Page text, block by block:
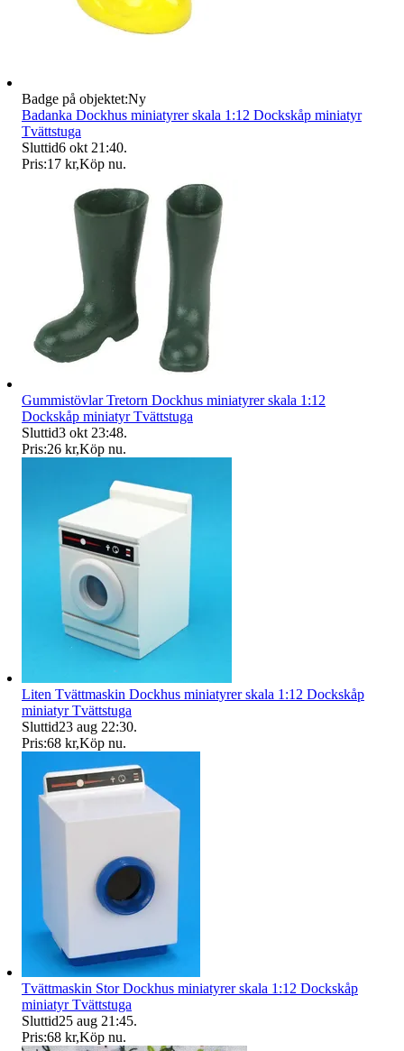
Badge på objektet:Ny
Badanka Dockhus miniatyrer skala 1:12 Dockskåp miniatyr
Tvättstuga
Sluttid6 okt 21:40.
Pris:17 kr,Köp nu.
Gummistövlar Tretorn Dockhus miniatyrer skala 1:12
Dockskåp miniatyr Tvättstuga
Sluttid3 okt 23:48.
Pris:26 kr,Köp nu.
Liten Tvättmaskin Dockhus miniatyrer skala 1:12 Dockskåp
miniatyr Tvättstuga
Sluttid23 aug 22:30.
Pris:68 kr,Köp nu.
Tvättmaskin Stor Dockhus miniatyrer skala 1:12 Dockskåp
miniatyr Tvättstuga
Sluttid25 aug 21:45.
Pris:68 kr,Köp nu.